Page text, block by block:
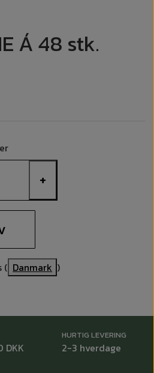
Á 48 stk.
+
( Danmark )
DKK
HURTIG LEVERING
2-3 hverdage